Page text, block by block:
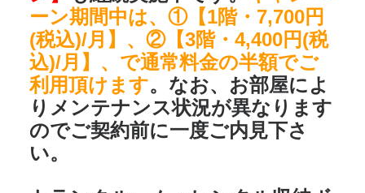
ーン期間中は、①【1階・7,700円
(税込)/月】、②【3階・4,400円(税
込)/月】、で通常料金の半額でご
利用頂けます。なお、お部屋によ
りメンテナンス状況が異なります
のでご契約前に一度ご内見下さ
い。